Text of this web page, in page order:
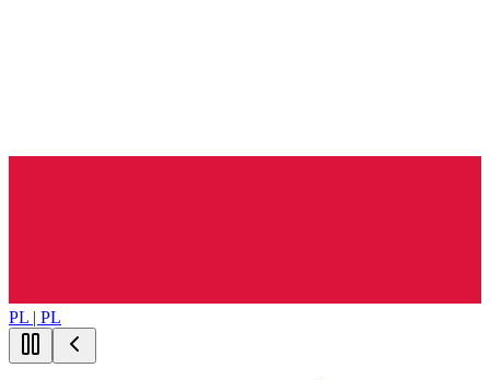
PL | PL